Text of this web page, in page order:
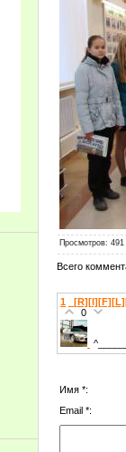
Просмотров:
Всего
1
0
Имя *:
Email *: